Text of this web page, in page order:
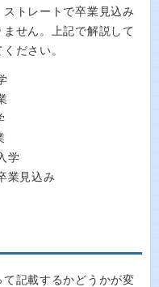
トレートで卒業見込み
せん。上記で解説して
ださい。
学
見込み
記載するかどうかが変